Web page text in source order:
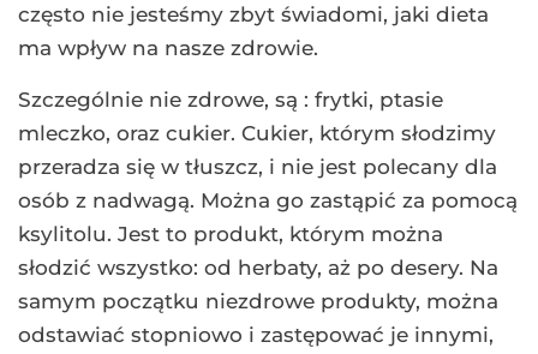
często nie jesteśmy zbyt świadomi, jaki dieta
ma wpływ na nasze zdrowie.
Szczególnie nie zdrowe, są : frytki, ptasie
mleczko, oraz cukier. Cukier, którym słodzimy
przeradza się w tłuszcz, i nie jest polecany dla
osób z nadwagą. Można go zastąpić za pomocą
ksylitolu. Jest to produkt, którym można
słodzić wszystko: od herbaty, aż po desery. Na
samym początku niezdrowe produkty, można
odstawiać stopniowo i zastępować je innymi,